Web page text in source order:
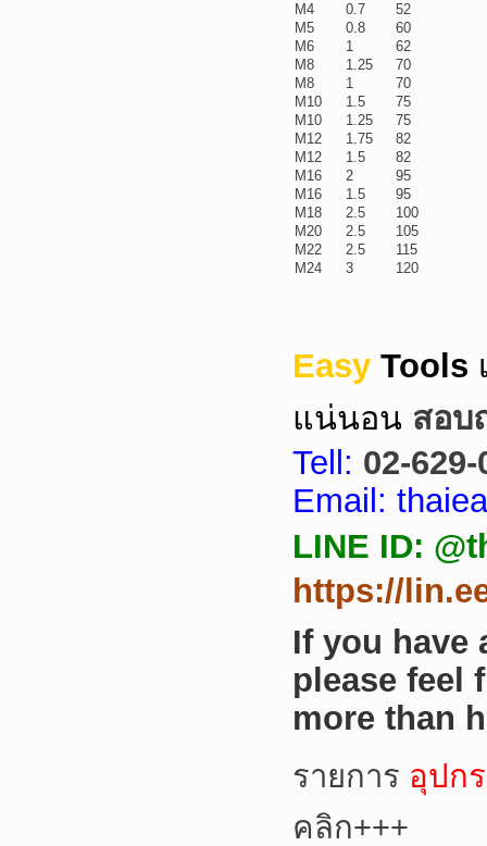
M4
0.7
52
M5
0.8
60
M6
1
62
M8
1.25
70
M8
1
70
M10
1.5
75
M10
1.25
75
M12
1.75
82
M12
1.5
82
M16
2
95
M16
1.5
95
M18
2.5
100
M20
2.5
105
M22
2.5
115
M24
3 120
Easy Tools
แน่นอน สอบ
Tell: 02-629-
Email:
LINE ID:
https://
If you have
please feel
more than
รายการ อุปก
คลิก+++